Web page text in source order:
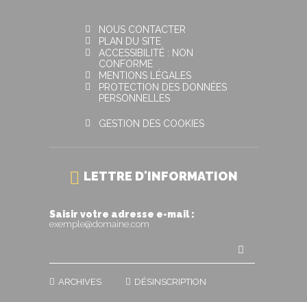
NOUS CONTACTER
PLAN DU SITE
ACCESSIBILITÉ : NON
CONFORME
MENTIONS LÉGALES
PROTECTION DES DONNÉES
PERSONNELLES
GESTION DES COOKIES
LETTRE D'INFORMATION
Saisir votre adresse e-mail :
exemple@domaine.com
ARCHIVES DÉSINSCRIPTION